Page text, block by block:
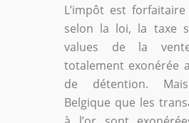
L’impôt est
selon la loi, la taxe
values de la
totalement exonérée
de détention.
Belgique que les